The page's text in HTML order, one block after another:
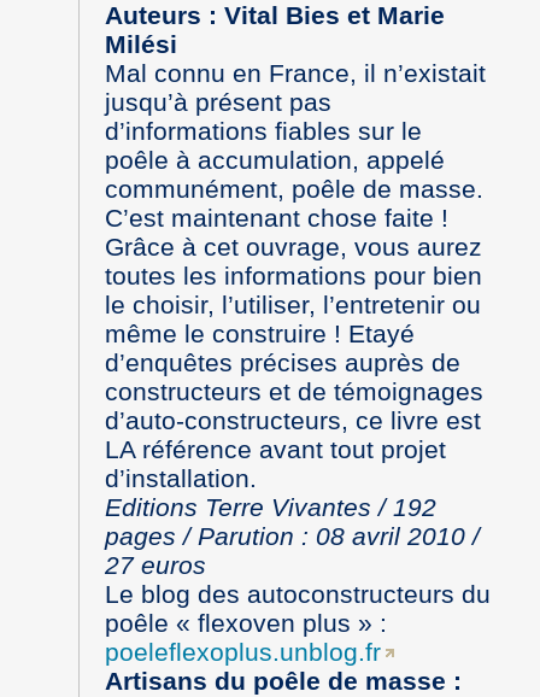
Auteurs : Vital Bies et Marie
Milési
Mal connu en France, il n’existait
jusqu’à présent pas
d’informations fiables sur le
poêle à accumulation, appelé
communément, poêle de masse.
C’est maintenant chose faite !
Grâce à cet ouvrage, vous aurez
toutes les informations pour bien
le choisir, l’utiliser, l’entretenir ou
même le construire ! Etayé
d’enquêtes précises auprès de
constructeurs et de témoignages
d’auto-constructeurs, ce livre est
LA référence avant tout projet
d’installation.
Editions Terre Vivantes / 192
pages / Parution : 08 avril 2010 /
27 euros
Le blog des autoconstructeurs du
poêle « flexoven plus » :
poeleflexoplus.unblog.fr
Artisans du poêle de masse :